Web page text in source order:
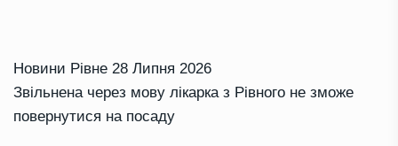
Новини Рівне 28 Липня 2026
Звільнена через мову лікарка з Рівного не зможе
повернутися на посаду